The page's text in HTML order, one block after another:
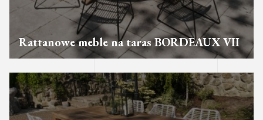
Rattanowe meble na taras BORDEAUX VII